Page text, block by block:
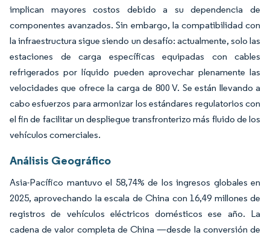
implican mayores costos debido a su dependencia de
componentes avanzados. Sin embargo, la compatibilidad con
la infraestructura sigue siendo un desafío: actualmente, solo las
estaciones de carga específicas equipadas con cables
refrigerados por líquido pueden aprovechar plenamente las
velocidades que ofrece la carga de 800 V. Se están llevando a
cabo esfuerzos para armonizar los estándares regulatorios con
el fin de facilitar un despliegue transfronterizo más fluido de los
vehículos comerciales.
Análisis Geográfico
Asia-Pacífico mantuvo el 58,74% de los ingresos globales en
2025, aprovechando la escala de China con 16,49 millones de
registros de vehículos eléctricos domésticos ese año. La
cadena de valor completa de China —desde la conversión de